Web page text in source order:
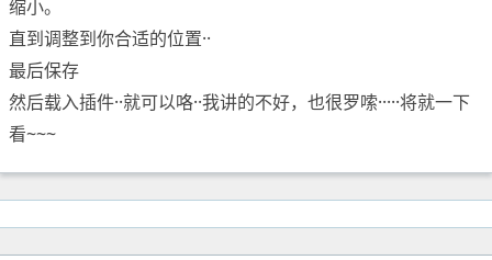
缩小。
直到调整到你合适的位置··
最后保存
然后载入插件··就可以咯··我讲的不好，也很罗嗦·····将就一下
看~~~